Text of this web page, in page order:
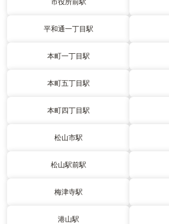
平和通一丁目駅
本町一丁目駅
本町五丁目駅
本町四丁目駅
松山市駅
松山駅前駅
梅津寺駅
港山駅